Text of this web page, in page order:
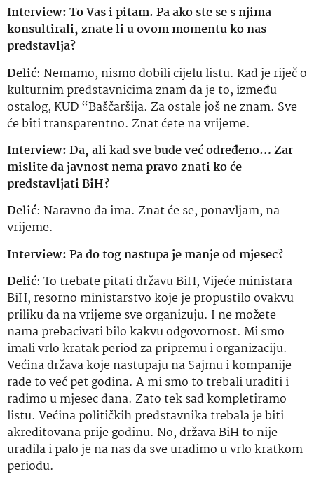
Interview: To Vas i pitam. Pa ako ste se s njima
konsultirali, znate li u ovom momentu ko nas
predstavlja?
Delić: Nemamo, nismo dobili cijelu listu. Kad je riječ o
kulturnim predstavnicima znam da je to, između
ostalog, KUD “Baščaršija. Za ostale još ne znam. Sve
će biti transparentno. Znat ćete na vrijeme.
Interview: Da, ali kad sve bude već određeno… Zar
mislite da javnost nema pravo znati ko će
predstavljati BiH?
Delić: Naravno da ima. Znat će se, ponavljam, na
vrijeme.
Interview: Pa do tog nastupa je manje od mjesec?
Delić: To trebate pitati državu BiH, Vijeće ministara
BiH, resorno ministarstvo koje je propustilo ovakvu
priliku da na vrijeme sve organizuju. I ne možete
nama prebacivati bilo kakvu odgovornost. Mi smo
imali vrlo kratak period za pripremu i organizaciju.
Većina država koje nastupaju na Sajmu i kompanije
rade to već pet godina. A mi smo to trebali uraditi i
radimo u mjesec dana. Zato tek sad kompletiramo
listu. Većina političkih predstavnika trebala je biti
akreditovana prije godinu. No, država BiH to nije
uradila i palo je na nas da sve uradimo u vrlo kratkom
periodu.